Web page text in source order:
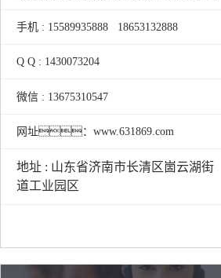
手机 : 15589935888 18653132888
Q Q : 1430073204
微信 : 13675310547
网址：www.631869.com
地址 : 山东省济南市长清区崮云湖街
道工业园区